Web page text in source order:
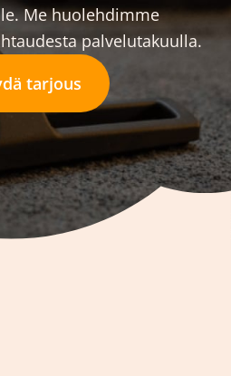
Me huolehdimme
palvelutakuulla.
tarjous